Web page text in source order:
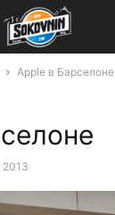
Apple в Барселоне
2013